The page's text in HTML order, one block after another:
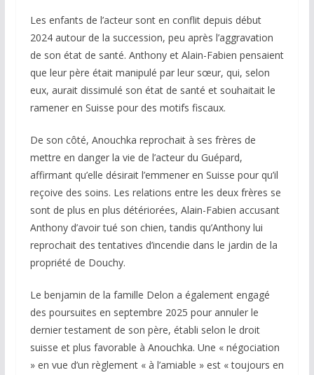
Les enfants de l’acteur sont en conflit depuis début
2024 autour de la succession, peu après l’aggravation
de son état de santé. Anthony et Alain-Fabien pensaient
que leur père était manipulé par leur sœur, qui, selon
eux, aurait dissimulé son état de santé et souhaitait le
ramener en Suisse pour des motifs fiscaux.
De son côté, Anouchka reprochait à ses frères de
mettre en danger la vie de l’acteur du Guépard,
affirmant qu’elle désirait l’emmener en Suisse pour qu’il
reçoive des soins. Les relations entre les deux frères se
sont de plus en plus détériorées, Alain-Fabien accusant
Anthony d’avoir tué son chien, tandis qu’Anthony lui
reprochait des tentatives d’incendie dans le jardin de la
propriété de Douchy.
Le benjamin de la famille Delon a également engagé
des poursuites en septembre 2025 pour annuler le
dernier testament de son père, établi selon le droit
suisse et plus favorable à Anouchka. Une « négociation
» en vue d’un règlement « à l’amiable » est « toujours en